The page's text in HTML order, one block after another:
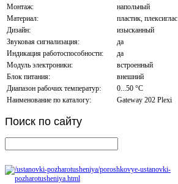
Монтаж:
напольный
Материал:
пластик, плексиглас
Дизайн:
изысканный
Звуковая сигнализация:
да
Индикация работоспособности:
да
Модуль электроники:
встроенный
Блок питания:
внешний
Диапазон рабочих температур:
0...50 °С
Наименование по каталогу:
Gateway 202 Plexi
Поиск по сайту